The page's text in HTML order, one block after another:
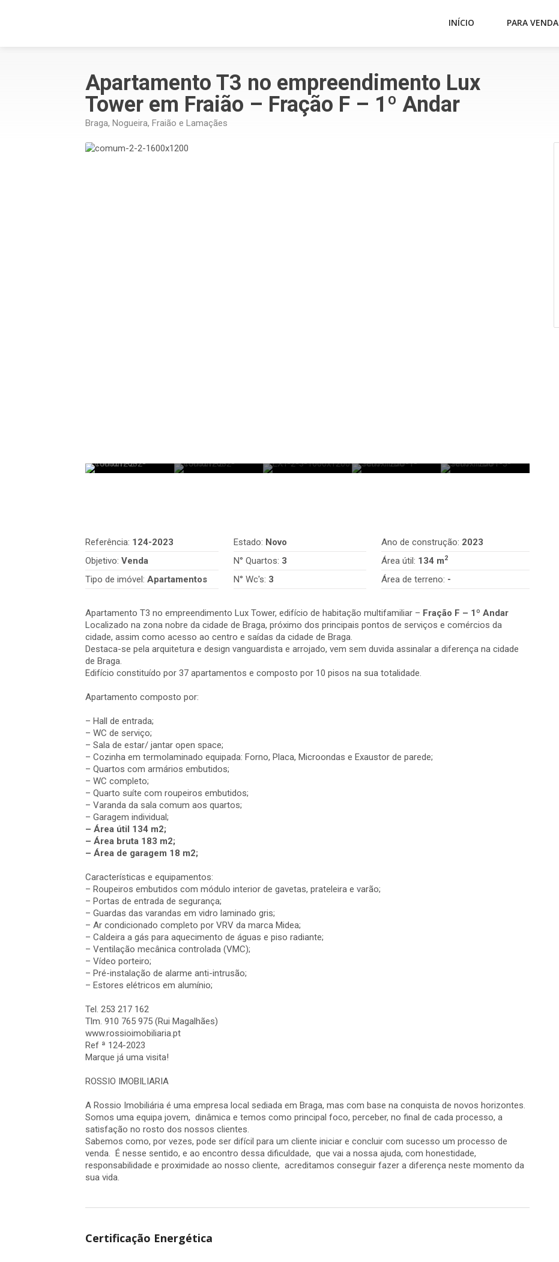
INÍCIO PARA VENDA
Apartamento T3 no empreendimento Lux
Tower em Fraião – Fração F – 1º Andar
Braga, Nogueira, Fraião e Lamaçães
Referência: 124-2023
Objetivo: Venda
Tipo de imóvel: Apartamentos
Estado: Novo
N° Quartos: 3
N° Wc's: 3
Ano de construção: 2023
Área útil: 134 m2
Área de terreno: -
Apartamento T3 no empreendimento Lux Tower, edifício de habitação multifamiliar – Fração F – 1º Andar
Localizado na zona nobre da cidade de Braga, próximo dos principais pontos de serviços e comércios da
cidade, assim como acesso ao centro e saídas da cidade de Braga.
Destaca-se pela arquitetura e design vanguardista e arrojado, vem sem duvida assinalar a diferença na cidade
de Braga.
Edifício constituído por 37 apartamentos e composto por 10 pisos na sua totalidade.
Apartamento composto por:
– Hall de entrada;
– WC de serviço;
– Sala de estar/ jantar open space;
– Cozinha em termolaminado equipada: Forno, Placa, Microondas e Exaustor de parede;
– Quartos com armários embutidos;
– WC completo;
– Quarto suíte com roupeiros embutidos;
– Varanda da sala comum aos quartos;
– Garagem individual;
– Área útil 134 m2;
– Área bruta 183 m2;
– Área de garagem 18 m2;
Características e equipamentos:
– Roupeiros embutidos com módulo interior de gavetas, prateleira e varão;
– Portas de entrada de segurança;
– Guardas das varandas em vidro laminado gris;
– Ar condicionado completo por VRV da marca Midea;
– Caldeira a gás para aquecimento de águas e piso radiante;
– Ventilação mecânica controlada (VMC);
– Vídeo porteiro;
– Pré-instalação de alarme anti-intrusão;
– Estores elétricos em alumínio;
Tel. 253 217 162
Tlm. 910 765 975 (Rui Magalhães)
www.rossioimobiliaria.pt
Ref ª 124-2023
Marque já uma visita!
ROSSIO IMOBILIARIA
A Rossio Imobiliária é uma empresa local sediada em Braga, mas com base na conquista de novos horizontes.
Somos uma equipa jovem, dinâmica e temos como principal foco, perceber, no final de cada processo, a
satisfação no rosto dos nossos clientes.
Sabemos como, por vezes, pode ser difícil para um cliente iniciar e concluir com sucesso um processo de
venda. É nesse sentido, e ao encontro dessa dificuldade, que vai a nossa ajuda, com honestidade,
responsabilidade e proximidade ao nosso cliente, acreditamos conseguir fazer a diferença neste momento da
sua vida.
Certificação Energética